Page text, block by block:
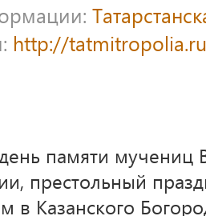
http://
день памяти
престольный
в Казанского